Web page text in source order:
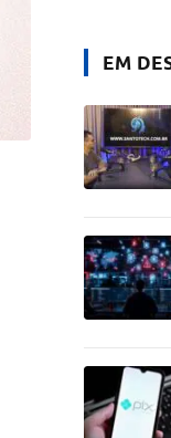
EM